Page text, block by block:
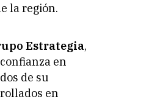
la región.
Estrategia,
en
de su
en